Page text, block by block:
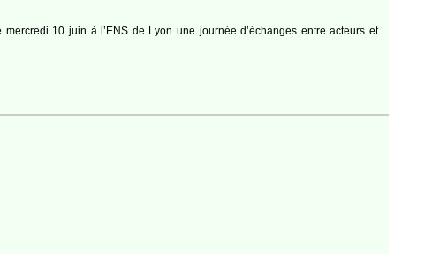
10 juin à l’ENS de Lyon une journée d’échanges entre acteurs et